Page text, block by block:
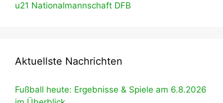
u21 Nationalmannschaft DFB
Aktuellste Nachrichten
Fußball heute: Ergebnisse & Spiele am 6.8.2026